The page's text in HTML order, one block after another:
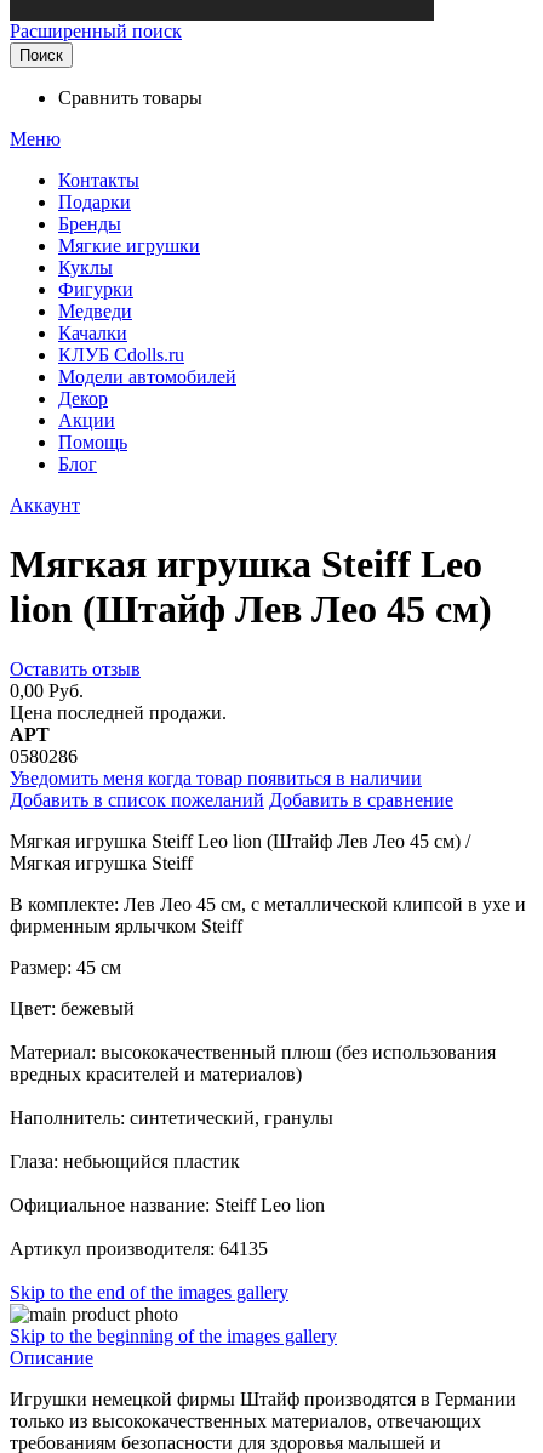
Расширенный поиск
Поиск
Сравнить товары
Меню
Контакты
Подарки
Бренды
Мягкие игрушки
Куклы
Фигурки
Медведи
Качалки
КЛУБ Cdolls.ru
Модели автомобилей
Декор
Акции
Помощь
Блог
Аккаунт
Мягкая игрушка Steiff Leo
lion (Штайф Лев Лео 45 см)
Оставить отзыв
0,00 Руб.
Цена последней продажи.
АРТ
0580286
Уведомить меня когда товар появиться в наличии
Добавить в список пожеланий Добавить в сравнение
Мягкая игрушка Steiff Leo lion (Штайф Лев Лео 45 см) /
Мягкая игрушка Steiff
В комплекте: Лев Лео 45 см, с металлической клипсой в ухе и
фирменным ярлычком Steiff
Размер: 45 см
Цвет: бежевый
Материал: высококачественный плюш (без использования
вредных красителей и материалов)
Наполнитель: синтетический, гранулы
Глаза: небьющийся пластик
Официальное название: Steiff Leo lion
Артикул производителя: 64135
Skip to the end of the images gallery
Skip to the beginning of the images gallery
Описание
Игрушки немецкой фирмы Штайф производятся в Германии
только из высококачественных материалов, отвечающих
требованиям безопасности для здоровья малышей и